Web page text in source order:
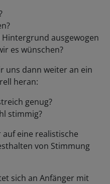
ausgewogen
es wünschen?
uns dann weiter an ein
heran:
genug?
stimmig?
eine realistische
von Stimmung
sich an Anfänger mit